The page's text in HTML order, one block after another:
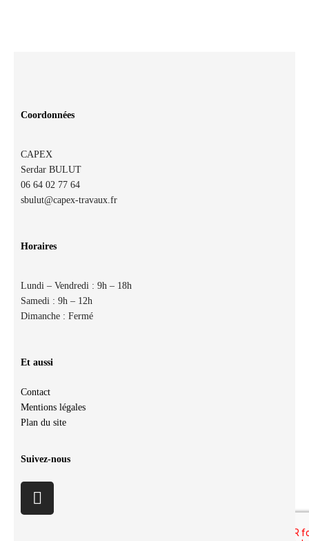
Coordonnées
CAPEX
Serdar BULUT
06 64 02 77 64
sbulut@capex-travaux.fr
Horaires
Lundi – Vendredi : 9h – 18h
Samedi : 9h – 12h
Dimanche : Fermé
Et aussi
Contact
Mentions légales
Plan du site
Suivez-nous